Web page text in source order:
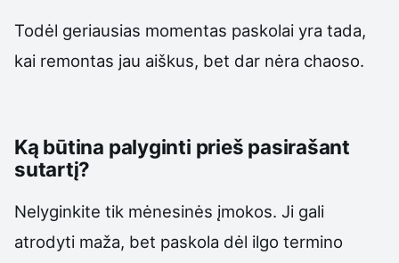
Todėl geriausias momentas paskolai yra tada,
kai remontas jau aiškus, bet dar nėra chaoso.
Ką būtina palyginti prieš pasirašant
sutartį?
Nelyginkite tik mėnesinės įmokos. Ji gali
atrodyti maža, bet paskola dėl ilgo termino